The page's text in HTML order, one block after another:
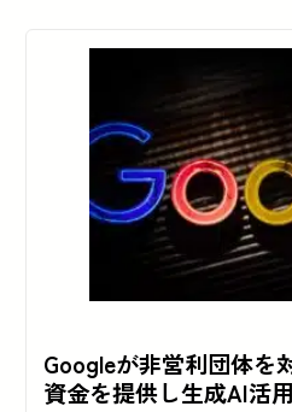
Googleが非営利団体を
資金を提供し生成AI活